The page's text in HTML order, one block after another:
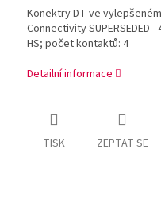
Konektry DT ve
Connectivity SUPERSEDED -
HS; počet kontaktů: 4
Detailní informace
TISK ZEPTAT SE